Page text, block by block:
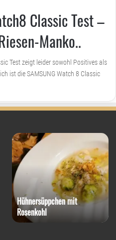
Classic Test –
Manko..
Test zeigt leider sowohl Positives als
ist die SAMSUNG Watch 8 Classic
Hühnersüppchen mit
Rosenkohl